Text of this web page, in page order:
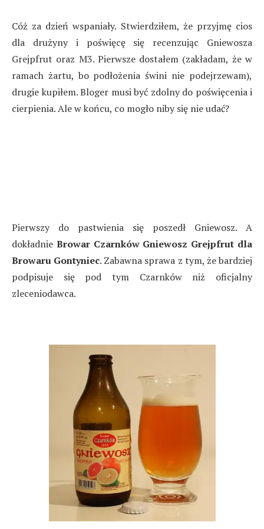
Cóż za dzień wspaniały. Stwierdziłem, że przyjmę cios
dla drużyny i poświęcę się recenzując Gniewosza
Grejpfrut oraz M3. Pierwsze dostałem (zakładam, że w
ramach żartu, bo podłożenia świni nie podejrzewam),
drugie kupiłem. Bloger musi być zdolny do poświęcenia i
cierpienia. Ale w końcu, co mogło niby się nie udać?
Pierwszy do pastwienia się poszedł Gniewosz. A
dokładnie Browar Czarnków Gniewosz Grejpfrut dla
Browaru Gontyniec. Zabawna sprawa z tym, że bardziej
podpisuje się pod tym Czarnków niż oficjalny
zleceniodawca.